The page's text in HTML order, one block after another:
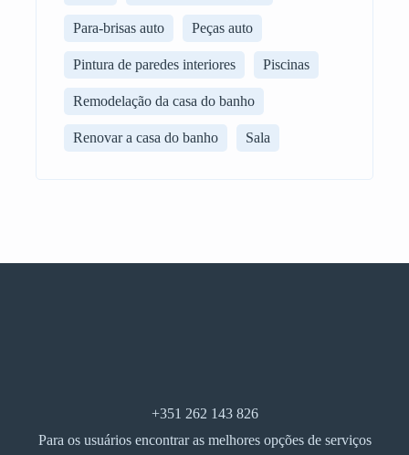
Para-brisas auto Peças auto
Pintura de paredes interiores Piscinas
Remodelação da casa do banho
Renovar a casa do banho Sala
+351 262 143 826
Para os usuários encontrar as melhores opções de serviços